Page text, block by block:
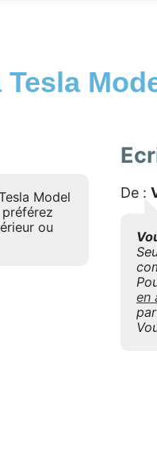
Model
ou
De :
en